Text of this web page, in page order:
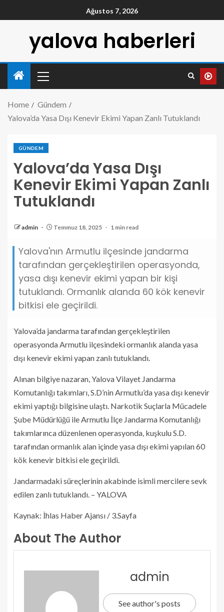
Ağustos 7, 2026
yalova haberleri
Home
Gündem
Yalova’da Yasa Dışı Kenevir Ekimi Yapan Zanlı Tutuklandı
GÜNDEM
Yalova’da Yasa Dışı
Kenevir Ekimi Yapan Zanlı
Tutuklandı
admin Temmuz 18, 2025 1 min read
Yalova'nın Armutlu ilçesinde jandarma
tarafından gerçekleştirilen operasyonda,
yasa dışı kenevir ekimi yapan bir kişi
tutuklandı. Ormanlık alanda 60 kök kenevir
bitkisi ele geçirildi.
Yalova’da jandarma tarafından gerçekleştirilen
operasyonda Armutlu ilçesindeki ormanlık alanda yasa
dışı kenevir ekimi yapan zanlı tutuklandı.
Alınan bilgiye nazaran, Yalova Vilayet Jandarma
Komutanlığı takımları, S.D’nin Armutlu’da yasa dışı kenevir
ekimi yaptığı bilgisine ulaştı. Narkotik Suçlarla Mücadele
Şube Müdürlüğü ile Armutlu İlçe Jandarma Komutanlığı
takımlarınca düzenlenen operasyonda, kuşkulu S.D.
tarafından ormanlık alan içinde yasa dışı ekimi yapılan 60
kök kenevir bitkisi ele geçirildi.
Jandarmadaki süreçlerinin akabinde isimli mercilere sevk
edilen zanlı tutuklandı. – YALOVA
Kaynak: İhlas Haber Ajansı / 3.Sayfa
About The Author
admin
See author's posts